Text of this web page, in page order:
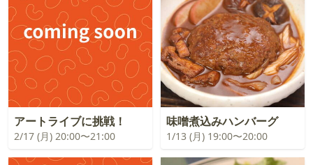
アートライブに挑戦！
2/17 (月) 20:00〜21:00
味噌煮込みハンバーグ
1/13 (月) 19:00〜20:00